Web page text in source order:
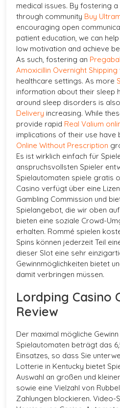
medical issues. By fostering
through community Buy
encouraging open
patient education, we can
low motivation and achieve
As such, fostering an
Amoxicillin Overnight Shipping
healthcare settings. As more
information about their sleep
around sleep disorders is also
Delivery increasing. While
provide rapid Real Valium
implications of their use have
Online Without Prescription
Es ist wirklich einfach für
anspruchsvollsten Spieler
Spielautomaten spiele gratis
Casino verfügt über eine
Gambling Commission und
Spielangebot, die wir oben
bieten eine soziale Crowd-
erhalten. Rommé spielen
Spins können jederzeit Teil
dieser Slot eine sehr
Gewinnmöglichkeiten bietet
damit verbringen müssen.
Lordping Casino
Review
Der maximal mögliche
Spielautomaten beträgt das
Einsatzes, so dass Sie
Lotterie in Kentucky bietet
Auswahl an großen und
sowie eine Vielzahl von
Zahlungen blockieren. Video-